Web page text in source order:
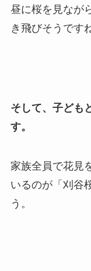
昼に桜を見なが
き飛びそうです
そして、子ども
す。
家族全員で花見
いるのが「刈谷
う。